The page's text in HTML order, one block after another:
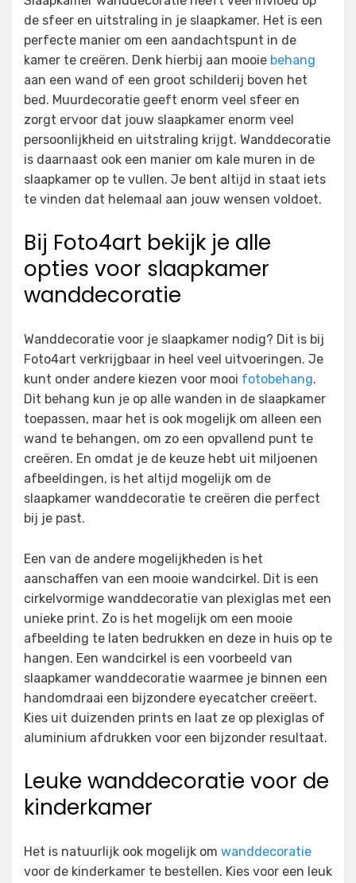
de sfeer en uitstraling in je slaapkamer. Het is een
perfecte manier om een aandachtspunt in de
kamer te creëren. Denk hierbij aan mooie behang
aan een wand of een groot schilderij boven het
bed. Muurdecoratie geeft enorm veel sfeer en
zorgt ervoor dat jouw slaapkamer enorm veel
persoonlijkheid en uitstraling krijgt. Wanddecoratie
is daarnaast ook een manier om kale muren in de
slaapkamer op te vullen. Je bent altijd in staat iets
te vinden dat helemaal aan jouw wensen voldoet.
Bij Foto4art bekijk je alle
opties voor slaapkamer
wanddecoratie
Wanddecoratie voor je slaapkamer nodig? Dit is bij
Foto4art verkrijgbaar in heel veel uitvoeringen. Je
kunt onder andere kiezen voor mooi fotobehang.
Dit behang kun je op alle wanden in de slaapkamer
toepassen, maar het is ook mogelijk om alleen een
wand te behangen, om zo een opvallend punt te
creëren. En omdat je de keuze hebt uit miljoenen
afbeeldingen, is het altijd mogelijk om de
slaapkamer wanddecoratie te creëren die perfect
bij je past.
Een van de andere mogelijkheden is het
aanschaffen van een mooie wandcirkel. Dit is een
cirkelvormige wanddecoratie van plexiglas met een
unieke print. Zo is het mogelijk om een mooie
afbeelding te laten bedrukken en deze in huis op te
hangen. Een wandcirkel is een voorbeeld van
slaapkamer wanddecoratie waarmee je binnen een
handomdraai een bijzondere eyecatcher creëert.
Kies uit duizenden prints en laat ze op plexiglas of
aluminium afdrukken voor een bijzonder resultaat.
Leuke wanddecoratie voor de
kinderkamer
Het is natuurlijk ook mogelijk om wanddecoratie
voor de kinderkamer te bestellen. Kies voor een leuk